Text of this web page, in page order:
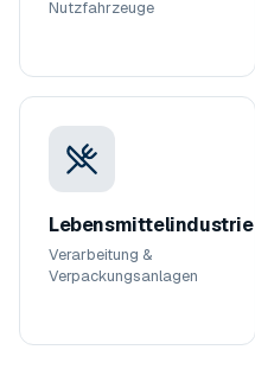
Nutzfahrzeuge
Lebensmittelindustrie
Verarbeitung &
Verpackungsanlagen